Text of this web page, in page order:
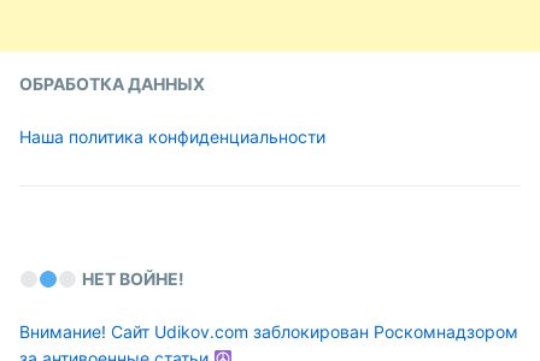
ОБРАБОТКА ДАННЫХ
Наша политика конфиденциальности
НЕТ ВОЙНЕ!
Внимание! Сайт Udikov.com заблокирован Роскомнадзором